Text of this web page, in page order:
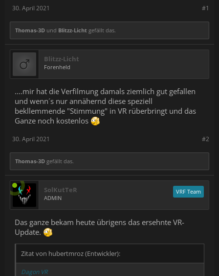
#1
30. April 2021
Thomas-3D und Blitzz-Licht gefällt das.
Blitzz-Licht
Forenheld
....mir hat die Verfilmung damals ziemlich gut gefallen
und wenn´s nur annähernd diese speziell
bekllemmende "Stimmung" in VR rüberbringt und das
Ganze noch kostenlos
#2
30. April 2021
Thomas-3D gefällt das.
SolKutTeR
ADMIN
VRF Team
Das ganze bekam heute übrigens das ersehnte VR-
Update.
Zitat von hubertmroz (Entwickler):
Dagon VR